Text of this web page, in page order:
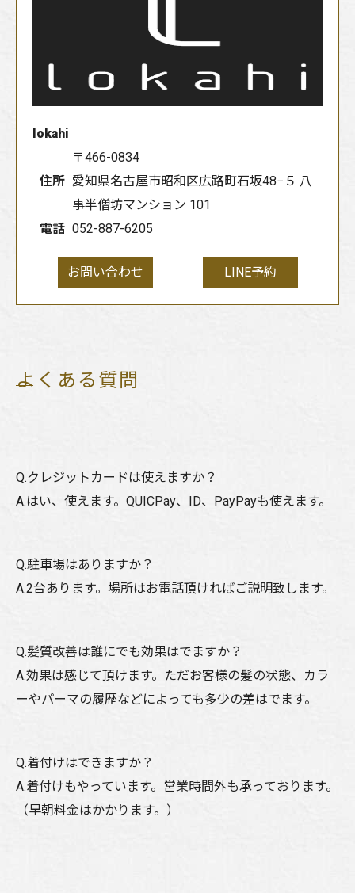
lokahi
住所
〒466-0834
愛知県名古屋市昭和区広路町石坂48−５ 八
事半僧坊マンション 101
電話 052-887-6205
お問い合わせ LINE予約
よくある質問
Q.クレジットカードは使えますか？
A.はい、使えます。QUICPay、ID、PayPayも使えます。
Q.駐車場はありますか？
A.2台あります。場所はお電話頂ければご説明致します。
Q.髪質改善は誰にでも効果はでますか？
A.効果は感じて頂けます。ただお客様の髪の状態、カラ
ーやパーマの履歴などによっても多少の差はでます。
Q.着付けはできますか？
A.着付けもやっています。営業時間外も承っております。
（早朝料金はかかります。）